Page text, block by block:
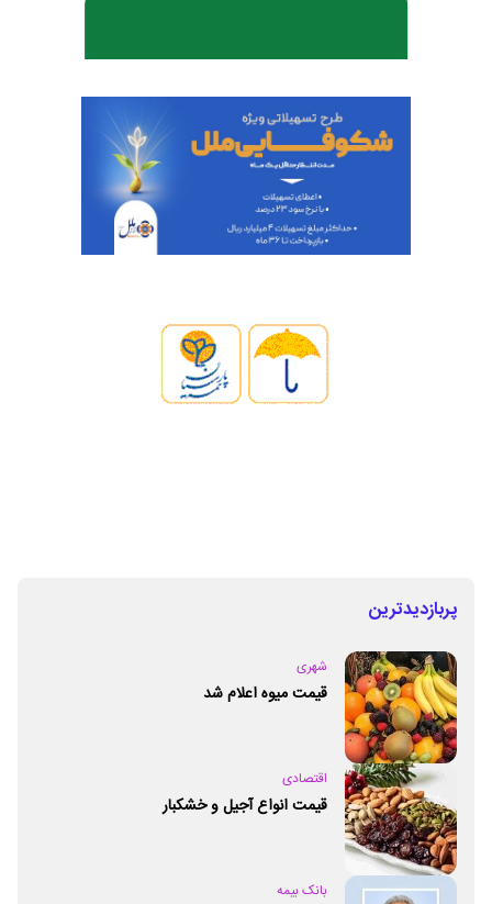
پربازدیدترین
شهری
قیمت میوه اعلام شد
اقتصادی
قیمت انواع آجیل و خشکبار
بانک بیمه